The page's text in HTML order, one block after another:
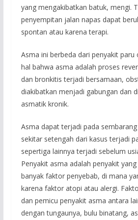
yang mengakibatkan batuk, mengi.
penyempitan jalan napas dapat
spontan atau karena terapi.
Asma ini berbeda dari penyakit
hal bahwa asma adalah proses
dan bronkitis terjadi bersamaan,
diakibatkan menjadi gabungan dan
asmatik kronik.
Asma dapat terjadi pada
sekitar setengah dari kasus terjadi
sepertiga lainnya terjadi sebelum
Penyakit asma adalah penyakit
banyak faktor penyebab, di mana
karena faktor atopi atau alergi.
dan pemicu penyakit asma antara
dengan tungaunya, bulu binatang,